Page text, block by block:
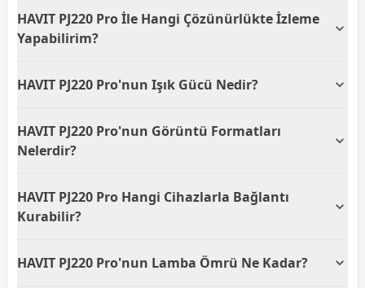
HAVIT PJ220 Pro İle Hangi Çözünürlükte İzleme
Yapabilirim?
(1920x1080) çözünürlük sunarak net ve detaylı
HAVIT PJ220 Pro'nun Işık Gücü Nedir?
kapasitesine sahiptir. Bu, düşük ışık koşullarında net
ve canlı görüntüler sağlar ve ev sineması
HAVIT PJ220 Pro'nun Görüntü Formatları
Nelerdir?
görüntü formatlarıyla geniş bir uygulama
yelpazesine hitap eder. İster film izlerken ister
HAVIT PJ220 Pro Hangi Cihazlarla Bağlantı
Kurabilir?
cihazlara kolayca bağlanabilir. Bu, bilgisayarlar, oyun
HAVIT PJ220 Pro'nun Lamba Ömrü Ne Kadar?